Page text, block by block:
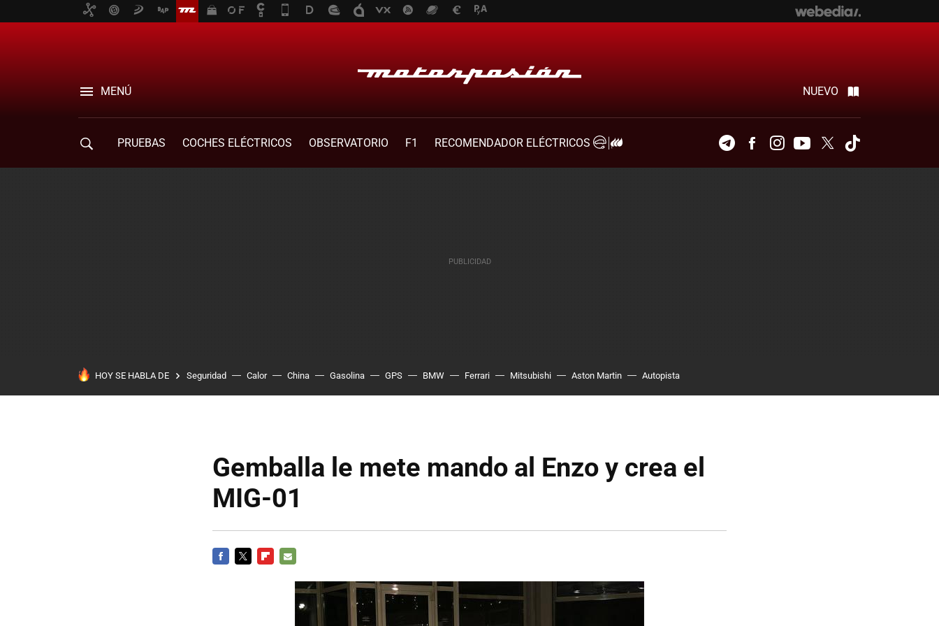
MENÚ NUEVO
PRUEBAS COCHES ELÉCTRICOS OBSERVATORIO F1
RECOMENDADOR ELÉCTRICOS
TelegramFacebookInstagramYoutubeTwitter
HOY SE HABLA DE Seguridad Calor China Gasolina GPS BMW Ferrari Mitsubishi Aston Martin Autopista
Gemballa le mete mando al Enzo y crea el
MIG-01
MAIL